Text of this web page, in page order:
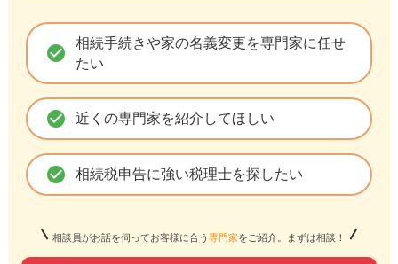
check_circle
相続手続きや家の名義変更を専門家に任せ
たい
check_circle 近くの専門家を紹介してほしい
check_circle 相続税申告に強い税理士を探したい
相談員がお話を伺ってお客様に合う 専門家をご紹介。まずは相談！